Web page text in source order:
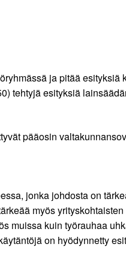
ja pitää
tehtyjä esityksiä
pääosin
jonka johdosta on
myös
muissa kuin työrauhaa
on hyödynnetty